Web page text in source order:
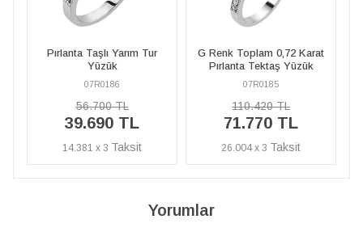
G Renk Toplam 0,72 Karat
Pırlanta Tektaş Yüzük
07R0185
110.420 TL
71.770 TL
26.004 x 3
Pırlanta Taşlı Yarım Tur
Yüzük
07R0186
56.700 TL
39.690 TL
14.381 x 3
Yorumlar